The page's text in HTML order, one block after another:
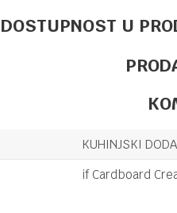
KUHINJSKI
if Cardboard